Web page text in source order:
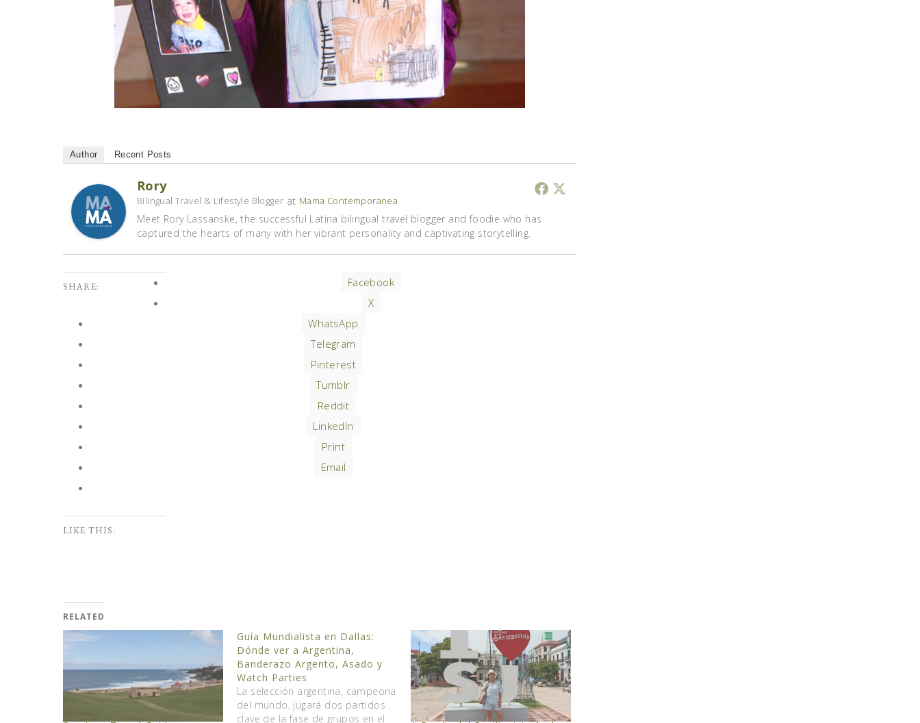
Author Recent Posts
Rory
Bilingual Travel & Lifestyle Blogger at Mama Contemporanea
Meet Rory Lassanske, the successful Latina bilingual travel blogger and foodie who has
captured the hearts of many with her vibrant personality and captivating storytelling.
SHARE:
Facebook
X
WhatsApp
Telegram
Pinterest
Tumblr
Reddit
LinkedIn
Print
Email
LIKE THIS:
RELATED
Guía Mundialista en Dallas:
Dónde ver a Argentina,
Banderazo Argento, Asado y
Watch Parties
La selección argentina, campeona
del mundo, jugará dos partidos
clave de la fase de grupos en el